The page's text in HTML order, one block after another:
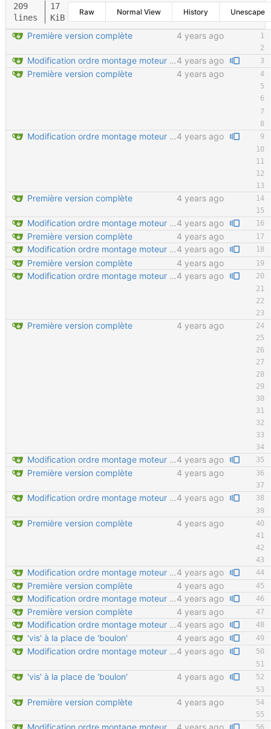
209
lines
17
KiB
Raw Normal View History Unescape
Première version complète 4 years ago
Modification ordre montage moteur Ajout détail montage moteur Velcro sur tendeur de chaine en important4 years ago
Première version complète
4 years ago
Modification ordre montage moteur Ajout détail montage moteur Velcro sur tendeur de chaine en important4 years ago
Première version complète 4 years ago
Modification ordre montage moteur Ajout détail montage moteur Velcro sur tendeur de chaine en important4 years ago
Première version complète
4 years ago
Modification ordre montage moteur Ajout détail montage moteur Velcro sur tendeur de chaine en important4 years ago
Première version complète
4 years ago
Modification ordre montage moteur Ajout détail montage moteur Velcro sur tendeur de chaine en important4 years ago
Première version complète 4 years ago
Modification ordre montage moteur Ajout détail montage moteur Velcro sur tendeur de chaine en important4 years ago
Première version complète
4 years ago
Modification ordre montage moteur Ajout détail montage moteur Velcro sur tendeur de chaine en important4 years ago
Première version complète 4 years ago
Modification ordre montage moteur Ajout détail montage moteur Velcro sur tendeur de chaine en important4 years ago
Première version complète
4 years ago
Modification ordre montage moteur Ajout détail montage moteur Velcro sur tendeur de chaine en important4 years ago
Première version complète
4 years ago
Modification ordre montage moteur Ajout détail montage moteur Velcro sur tendeur de chaine en important4 years ago
'vis' à la place de 'boulon'
4 years ago
Modification ordre montage moteur Ajout détail montage moteur Velcro sur tendeur de chaine en important4 years ago
'vis' à la place de 'boulon' 4 years ago
Première version complète 4 years ago
Modification ordre montage moteur Ajout détail montage moteur Velcro sur tendeur de chaine en important4 years ago